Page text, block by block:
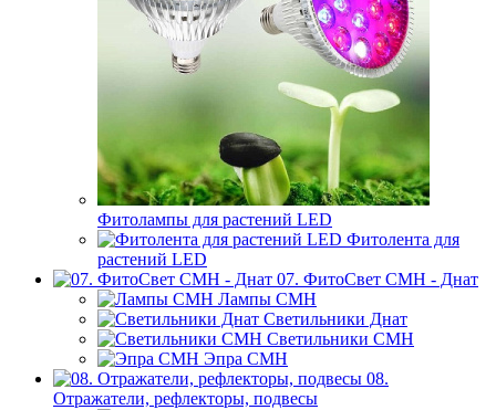
Фитолампы для растений LED
Фитолента для
растений LED
07. ФитоСвет CMH - Днат
Лампы СМН
Светильники Днат
Светильники СМН
Эпра СМН
08.
Отражатели, рефлекторы, подвесы